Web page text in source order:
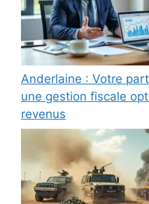
Anderlaine : Votre
une gestion fiscale
revenus